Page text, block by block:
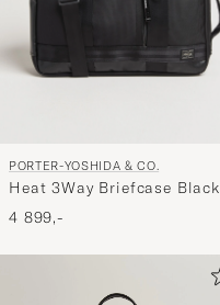
PORTER-YOSHIDA & CO.
Heat 3Way Briefcase Black
4 899,-